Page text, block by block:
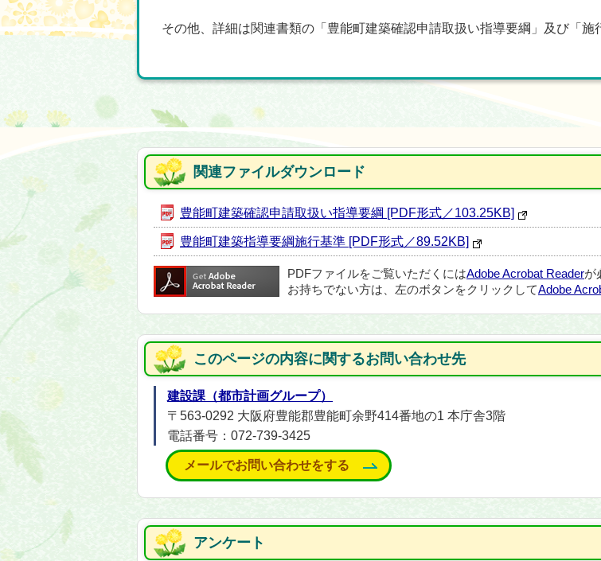
その他、詳細は関連書類の「豊能町建築確認申請取扱い指導要綱」及び「施
関連ファイルダウンロード
豊能町建築確認申請取扱い指導要綱 [PDF形式／103.25KB]
豊能町建築指導要綱施行基準 [PDF形式／89.52KB]
PDFファイルをご覧いただくにはAdobe Acrobat Readerが
お持ちでない方は、左のボタンをクリックしてAdobe
このページの内容に関するお問い合わせ先
建設課（都市計画グループ）
〒563-0292 大阪府豊能郡豊能町余野414番地の1 本庁舎3階
電話番号：072-739-3425
メールでお問い合わせをする
アンケート